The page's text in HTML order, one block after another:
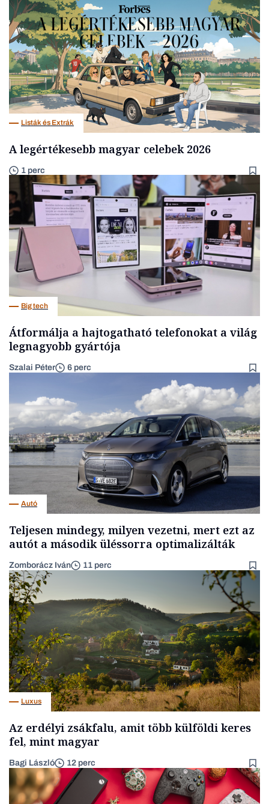
Listák és Extrák
A legértékesebb magyar celebek 2026
1 perc
Big tech
Átformálja a hajtogatható telefonokat a világ
legnagyobb gyártója
Szalai Péter 6 perc
Autó
Teljesen mindegy, milyen vezetni, mert ezt az
autót a második üléssorra optimalizálták
Zomborácz Iván 11 perc
Luxus
Az erdélyi zsákfalu, amit több külföldi keres
fel, mint magyar
Bagi László 12 perc